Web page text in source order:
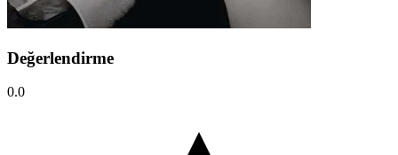
Değerlendirme
0.0